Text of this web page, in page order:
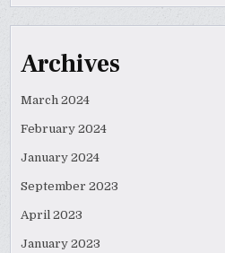
Archives
March 2024
February 2024
January 2024
September 2023
April 2023
January 2023